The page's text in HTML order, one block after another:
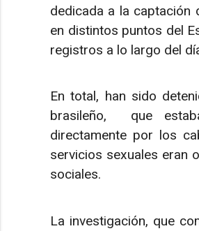
dedicada a la captación
en distintos puntos del
registros a lo largo del
En total, han sido
brasileño, que
directamente por los
servicios sexuales eran
sociales.
La investigación, que